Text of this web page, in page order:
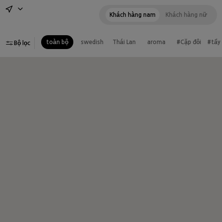
Khách hàng nam Khách hàng nữ
toàn bộ swedish Thái Lan aroma #Cặp đôi #tẩy
Bộ lọc
500,000VND